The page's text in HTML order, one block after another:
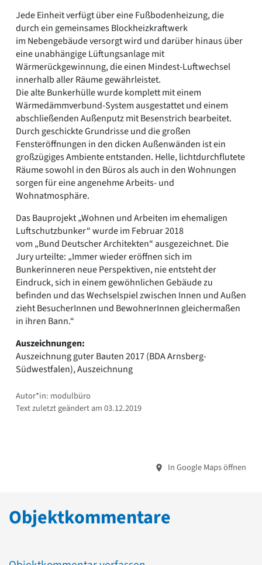
Jede Einheit verfügt über eine Fußbodenheizung, die
durch ein gemeinsames Blockheizkraftwerk
im Nebengebäude versorgt wird und darüber hinaus über
eine unabhängige Lüftungsanlage mit
Wärmerückgewinnung, die einen Mindest-Luftwechsel
innerhalb aller Räume gewährleistet.
Die alte Bunkerhülle wurde komplett mit einem
Wärmedämmverbund-System ausgestattet und einem
abschließenden Außenputz mit Besenstrich bearbeitet.
Durch geschickte Grundrisse und die großen
Fensteröffnungen in den dicken Außenwänden ist ein
großzügiges Ambiente entstanden. Helle, lichtdurchflutete
Räume sowohl in den Büros als auch in den Wohnungen
sorgen für eine angenehme Arbeits- und
Wohnatmosphäre.
Das Bauprojekt „Wohnen und Arbeiten im ehemaligen
Luftschutzbunker“ wurde im Februar 2018
vom „Bund Deutscher Architekten“ ausgezeichnet. Die
Jury urteilte: „Immer wieder eröffnen sich im
Bunkerinneren neue Perspektiven, nie entsteht der
Eindruck, sich in einem gewöhnlichen Gebäude zu
befinden und das Wechselspiel zwischen Innen und Außen
zieht BesucherInnen und BewohnerInnen gleichermaßen
in ihren Bann.“
Auszeichnungen:
Auszeichnung guter Bauten 2017 (BDA Arnsberg-
Südwestfalen), Auszeichnung
Autor*in: modulbüro
Text zuletzt geändert am 03.12.2019
In Google Maps öffnen
Objektkommentare